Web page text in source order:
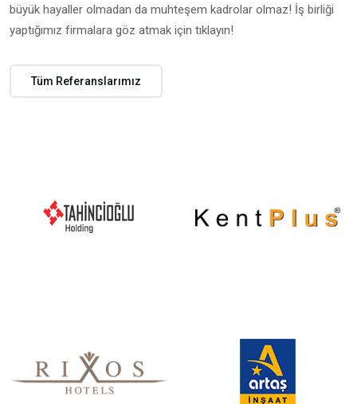
büyük hayaller olmadan da muhteşem kadrolar olmaz! İş birliği
yaptığımız firmalara göz atmak için tıklayın!
Tüm Referanslarımız